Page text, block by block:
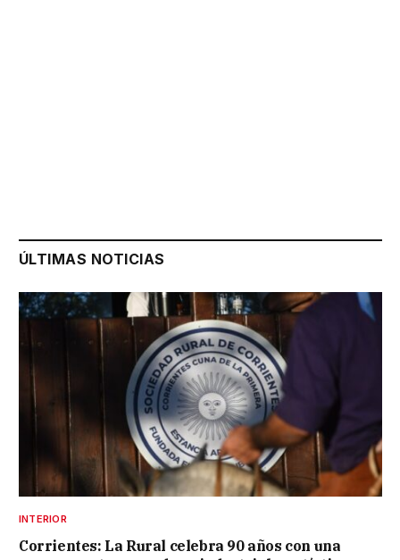
ÚLTIMAS NOTICIAS
INTERIOR
Corrientes: La Rural celebra 90 años con una